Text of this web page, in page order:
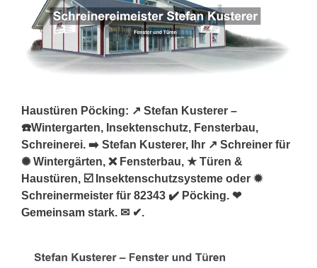
Haustüren Pöcking: ↗️ Stefan Kusterer –
☎️Wintergarten, Insektenschutz, Fensterbau,
Schreinerei. ➡️ Stefan Kusterer, Ihr ↗️ Schreiner für
✺ Wintergärten, ❌ Fensterbau, ★ Türen &
Haustüren, ☑️ Insektenschutzsysteme oder ✹
Schreinermeister für 82343 ✔️ Pöcking. ❤
Gemeinsam stark. ✉ ✔.